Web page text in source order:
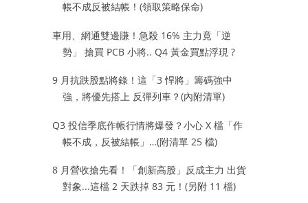
帳不成反被結帳！(領取策略保命)
車用、網通雙邊賺！急殺 16% 主力竟「逆
勢」 搶買 PCB 小將.. Q4 黃金買點浮現 ?
9 月抗跌股點將錄！這「3 悍將」籌碼強中
強，將優先搭上 反彈列車？(內附清單)
Q3 投信季底作帳行情將爆發？小心 X 檔「作
帳不成，反被結帳」…(附清單 25 檔)
8 月營收搶先看！「創新高股」反成主力 出貨
對象...這檔 2 天跌掉 83 元！(另附 11 檔)